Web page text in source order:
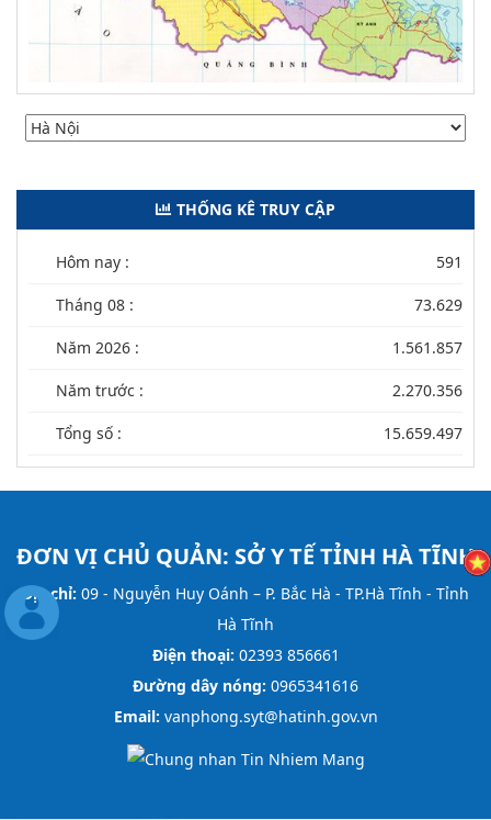
THỐNG KÊ TRUY CẬP
Hôm nay : 591
Tháng 08 : 73.629
Năm 2026 : 1.561.857
Năm trước : 2.270.356
Tổng số : 15.659.497
ĐƠN VỊ CHỦ QUẢN: SỞ Y TẾ TỈNH HÀ TĨNH
Địa chỉ: 09 - Nguyễn Huy Oánh – P. Bắc Hà - TP.Hà Tĩnh - Tỉnh
Hà Tĩnh
Điện thoại: 02393 856661
Đường dây nóng: 0965341616
Email: vanphong.syt@hatinh.gov.vn